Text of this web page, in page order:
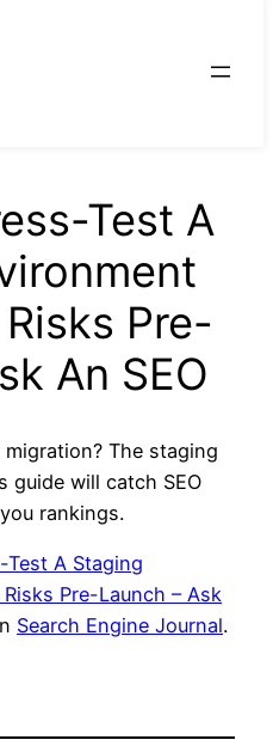
Test A
Pre-
An SEO
The staging
guide will catch SEO
rankings.
Test A Staging
Pre-Launch – Ask
Search Engine Journal.